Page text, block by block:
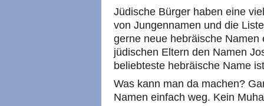
Jüdische Bürger haben eine
von Jungennamen und die
gerne neue hebräische
jüdischen Eltern den Namen
beliebteste hebräische Name
Was kann man da machen?
Namen einfach weg. Kein